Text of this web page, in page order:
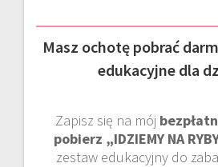
Masz ochotę pobrać
edukacyjne dla
Zapisz się na mój
pobierz „IDZIEMY NA
zestaw edukacyjny do